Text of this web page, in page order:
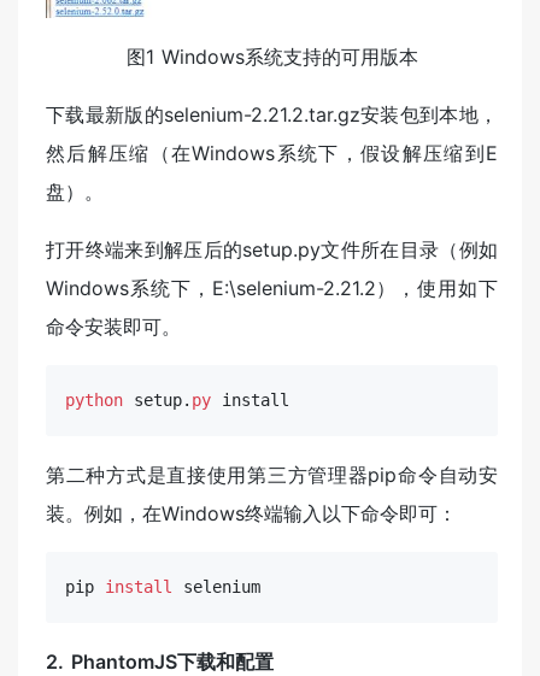
图1 Windows系统支持的可用版本
下载最新版的selenium-2.21.2.tar.gz安装包到本地，
然后解压缩（在Windows系统下，假设解压缩到E
盘）。
打开终端来到解压后的setup.py文件所在目录（例如
Windows系统下，E:\selenium-2.21.2），使用如下
命令安装即可。
python setup. py install
第二种方式是直接使用第三方管理器pip命令自动安
装。例如，在Windows终端输入以下命令即可：
pip install selenium
2. PhantomJS下载和配置